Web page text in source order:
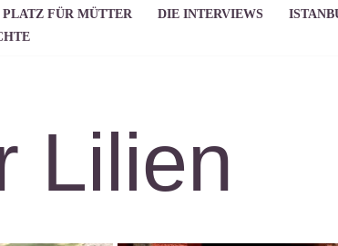
FÜR MÜTTER DIE INTERVIEWS
Lilien